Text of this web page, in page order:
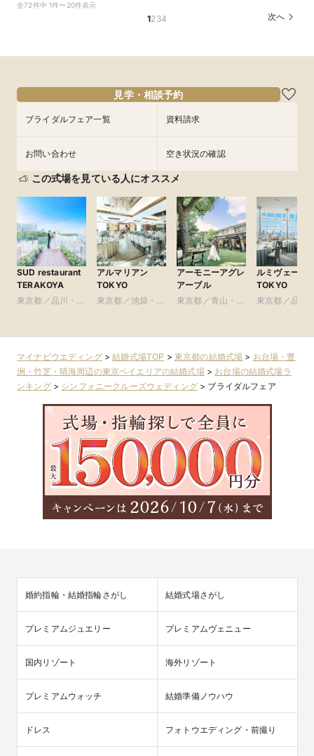
9/1
ティー】豪華フレンチ試食×サンセットクルージ
ング体験 相談会
15:00〜
フェアを予約
9/1
学×アットホームパーティー相談フェア
フェアを予約
9/1
グクルーズ相談会
フェアを予約
9/1
目来館にお勧め！
フェアを予約
9/1
い！フォト相談会
フェアを予約
9/1
学♪運命の会場がここに・・★
フェアを予約
全72件中 1件〜20件表示
1234 次へ
見学・相談予約
ブライダルフェア一覧 資料請求
お問い合わせ 空き状況の確認
この式場を見ている人にオススメ
SUD restaurant
TERAKOYA
東京都／品川・目
アルマリアン
TOKYO
東京都／池袋・練
アーモニーアグレ
アーブル
東京都／青山・表
ルミヴェール
TOKYO
東京都／品川
マイナビウエディング>結婚式場TOP > 東京都の結婚式場 > お台場・豊
洲・竹芝・晴海周辺の東京ベイエリアの結婚式場> お台場の結婚式場ラ
ンキング> シンフォニークルーズウェディング> ブライダルフェア
婚約指輪・結婚指輪さがし 結婚式場さがし
プレミアムジュエリー プレミアムヴェニュー
国内リゾート 海外リゾート
プレミアムウォッチ 結婚準備ノウハウ
ドレス フォトウエディング・前撮り